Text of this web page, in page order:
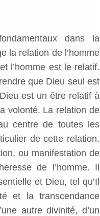
dans la
la relation de l’homme
l’homme est le relatif.
que Dieu seul est
est un être relatif à
volonté. La relation de
centre de toutes les
de cette relation.
ou manifestation de
de l’homme. Il
et Dieu, tel qu’Il
et la transcendance
autre divinité, d’un